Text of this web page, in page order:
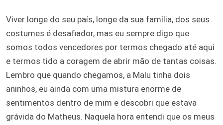
Viver longe do seu país, longe da sua família, dos seus
costumes é desafiador, mas eu sempre digo que
somos todos vencedores por termos chegado até aqui
e termos tido a coragem de abrir mão de tantas coisas.
Lembro que quando chegamos, a Malu tinha dois
aninhos, eu ainda com uma mistura enorme de
sentimentos dentro de mim e descobri que estava
grávida do Matheus. Naquela hora entendi que os meus